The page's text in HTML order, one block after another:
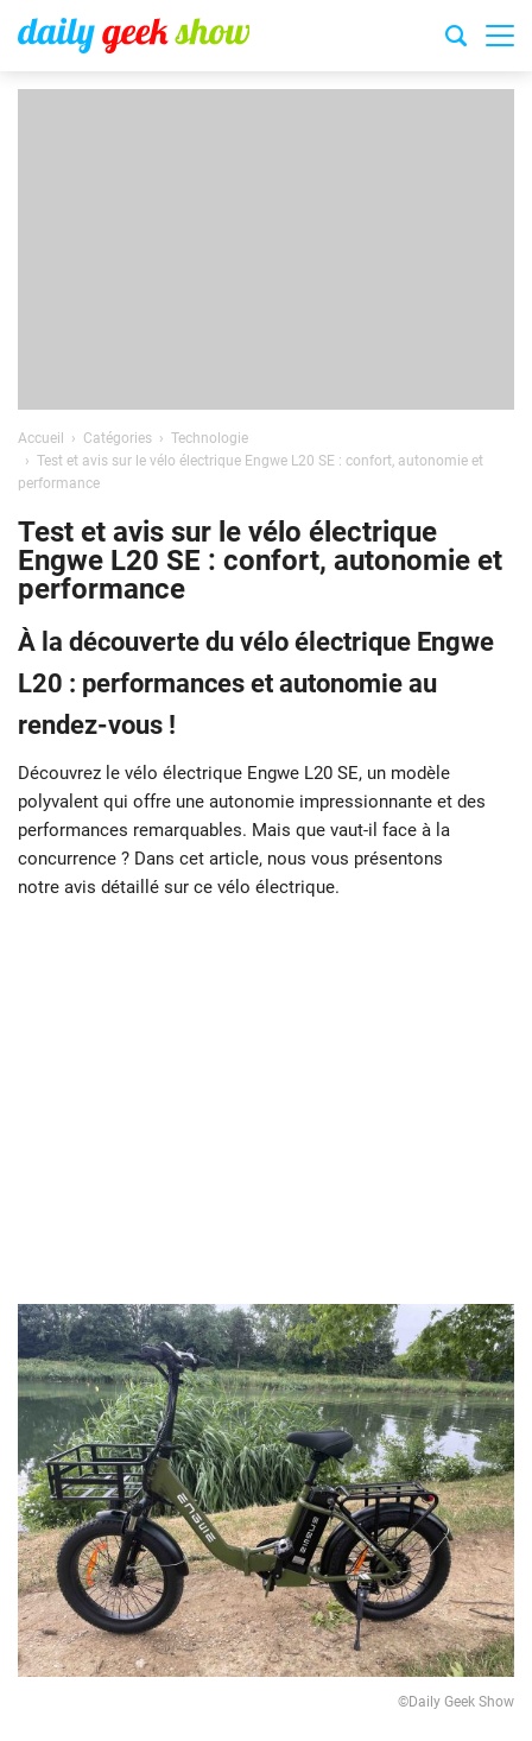
Accueil Catégories
Technologie
Test et avis sur le vélo électrique Engwe L20 SE : confort, autonomie et
performance
Test et avis sur le vélo électrique
Engwe L20 SE : confort, autonomie et
performance
À la découverte du vélo électrique Engwe
L20 : performances et autonomie au
rendez-vous !
Découvrez le vélo électrique Engwe L20 SE, un modèle
polyvalent qui offre une autonomie impressionnante et des
performances remarquables. Mais que vaut-il face à la
concurrence ? Dans cet article, nous vous présentons
notre avis détaillé sur ce vélo électrique.
©Daily Geek Show